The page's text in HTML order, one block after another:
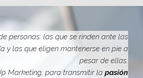
D
E
N
A
V
personas: las que se rinden ante las
y las que eligen mantenerse en pie a
pesar de ellas.
Marketing, para transmitir la pasión